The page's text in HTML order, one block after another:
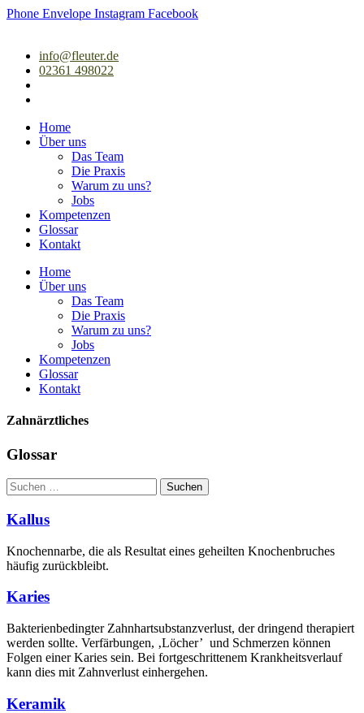
Zum
Phone Envelope Instagram Facebook
info@fleuter.de
02361 498022
Home
Über uns
Das Team
Die Praxis
Warum zu uns?
Jobs
Kompetenzen
Glossar
Kontakt
Home
Über uns
Das Team
Die Praxis
Warum zu uns?
Jobs
Kompetenzen
Glossar
Kontakt
Zahn­ärztliches
Glossar
Suchen Suchen
Kallus
Knochennarbe, die als Resultat eines geheilten Knochenbruches
häufig zurückbleibt.
Karies
Bakterienbedingter Zahnhartsubstanzverlust, der dringend therapiert
werden sollte. Verfärbungen, ‚Löcher’ und Schmerzen können
Folgen einer Karies sein. Bei fortgeschrittenem Krankheitsverlauf
kann dies mit Zahnverlust einhergehen.
Keramik